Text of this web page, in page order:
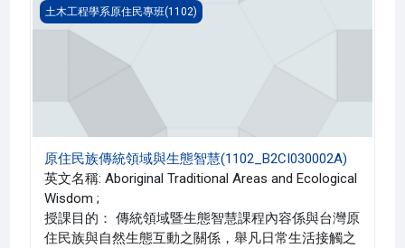
原住民族傳統領域與生態智慧(1102_B2CI030002A)
土木工程學系原住民專班(1102)
原住民族傳統領域與生態智慧(1102_B2CI030002A)
英文名稱: Aboriginal Traditional Areas and Ecological
Wisdom ;
授課目的： 傳統領域暨生態智慧課程內容係與台灣原
住民族與自然生態互動之關係，舉凡日常生活接觸之